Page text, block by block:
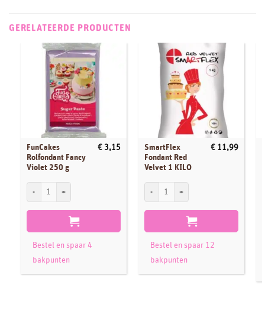
GERELATEERDE PRODUCTEN
FunCakes
Rolfondant Fancy
Violet 250 g
€ 3,15
FunCakes Rolfondant Fancy Violet 250 g aantal
Bestel en spaar 4
bakpunten
SmartFlex
Fondant Red
Velvet 1 KILO
€ 11,99
SmartFlex Fondant Red Velvet 1 KILO
Bestel en spaar 12
bakpunten